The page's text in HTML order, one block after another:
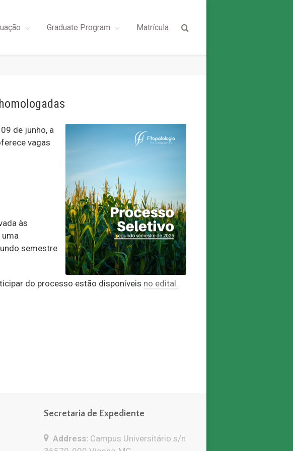
Graduate Program Matrícula
de junho, a
vagas
às
semestre
do processo estão disponíveis no edital.
Secretaria de Expediente
Address: Campus Universitário s/n